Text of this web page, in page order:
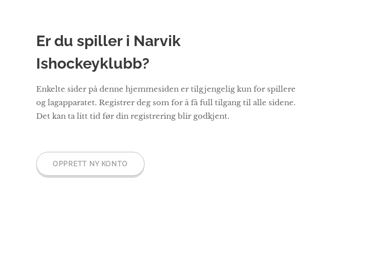
Er du spiller i Narvik
Ishockeyklubb?
Enkelte sider på denne hjemmesiden er tilgjengelig kun for spillere
og lagapparatet. Registrer deg som for å få full tilgang til alle sidene.
Det kan ta litt tid før din registrering blir godkjent.
OPPRETT NY KONTO